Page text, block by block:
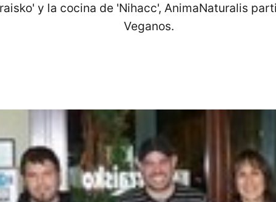
y la cocina de 'Nihacc', AnimaNaturalis
Veganos.